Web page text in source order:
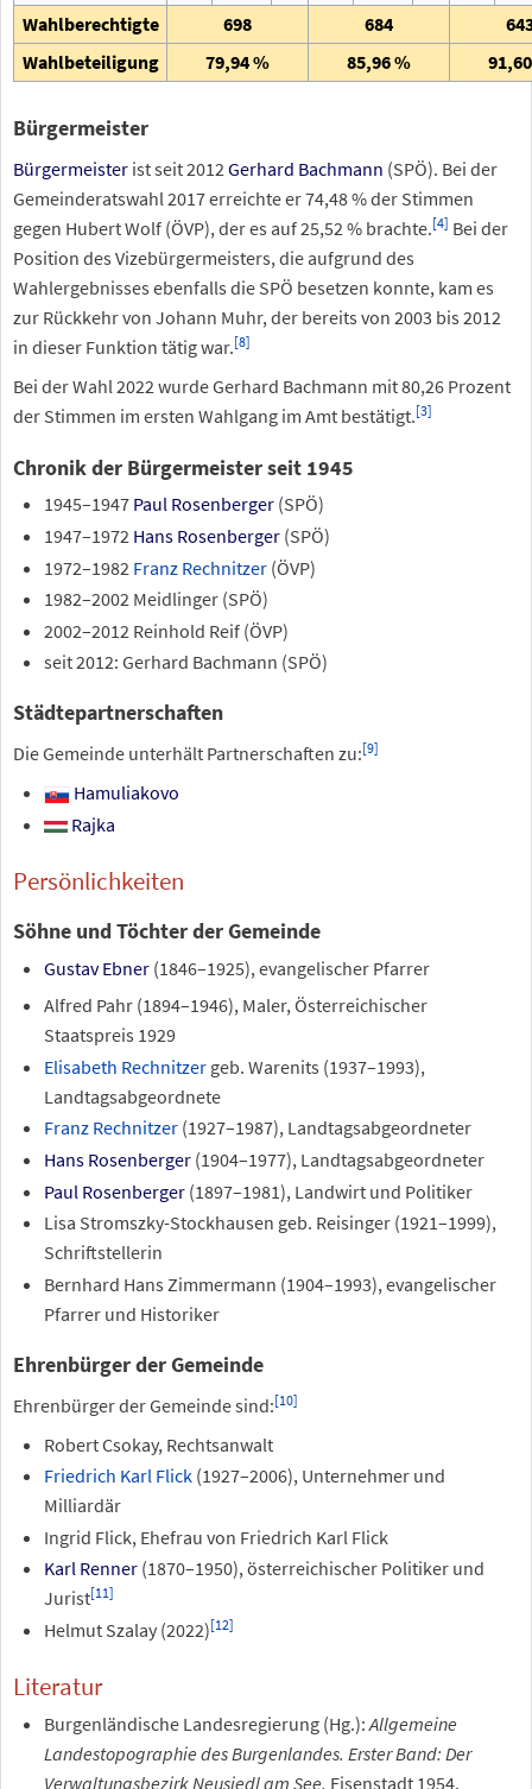
Wahlberechtigte
698 684
Wahlbeteiligung
79,94% 85,96% 91,60
Bürgermeister
Bürgermeister ist seit 2012 Gerhard Bachmann (SPÖ). Bei der
Gemeinderatswahl 2017 erreichte er 74,48% der Stimmen
gegen Hubert Wolf (ÖVP), der es auf 25,52 % brachte.[4] Bei der
Position des Vizebürgermeisters, die aufgrund des
Wahlergebnisses ebenfalls die SPÖ besetzen konnte, kam es
zur Rückkehr von Johann Muhr, der bereits von 2003 bis 2012
in dieser Funktion tätig war.[8]
Bei der Wahl 2022 wurde Gerhard Bachmann mit 80,26 Prozent
der Stimmen im ersten Wahlgang im Amt bestätigt.[3]
Chronik der Bürgermeister seit 1945
1945–1947 Paul Rosenberger(SPÖ)
1947–1972 Hans Rosenberger(SPÖ)
1972–1982 Franz Rechnitzer(ÖVP)
1982–2002 Meidlinger (SPÖ)
2002–2012 Reinhold Reif (ÖVP)
seit 2012: Gerhard Bachmann (SPÖ)
Städtepartnerschaften
Die Gemeinde unterhält Partnerschaften zu:[9]
Hamuliakovo
Rajka
Persönlichkeiten
Söhne und Töchter der Gemeinde
Gustav Ebner(1846–1925), evangelischer Pfarrer
Alfred Pahr (1894–1946), Maler, Österreichischer
Staatspreis 1929
Elisabeth Rechnitzergeb. Warenits (1937–1993),
Landtagsabgeordnete
Franz Rechnitzer(1927–1987), Landtagsabgeordneter
Hans Rosenberger(1904–1977), Landtagsabgeordneter
Paul Rosenberger(1897–1981), Landwirt und Politiker
Lisa Stromszky-Stockhausen geb. Reisinger (1921–1999),
Schriftstellerin
Bernhard Hans Zimmermann (1904–1993), evangelischer
Pfarrer und Historiker
Ehrenbürger der Gemeinde
Ehrenbürger der Gemeinde sind:[10]
Robert Csokay, Rechtsanwalt
Friedrich Karl Flick(1927–2006), Unternehmer und
Milliardär
Ingrid Flick, Ehefrau von Friedrich Karl Flick
Karl Renner(1870–1950), österreichischer Politiker und
Jurist[11]
Helmut Szalay (2022)[12]
Literatur
Burgenländische Landesregierung (Hg.):Allgemeine
Landestopographie des Burgenlandes. Erster Band: Der
Verwaltungsbezirk Neusiedl am See. Eisenstadt 1954.